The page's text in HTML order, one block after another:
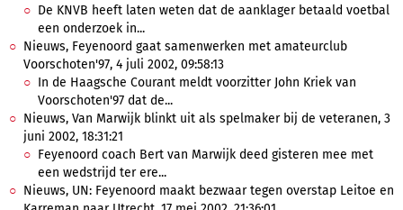
De KNVB heeft laten weten dat de aanklager betaald voetbal
een onderzoek in...
Nieuws, Feyenoord gaat samenwerken met amateurclub
Voorschoten'97, 4 juli 2002, 09:58:13
In de Haagsche Courant meldt voorzitter John Kriek van
Voorschoten'97 dat de...
Nieuws, Van Marwijk blinkt uit als spelmaker bij de veteranen, 3
juni 2002, 18:31:21
Feyenoord coach Bert van Marwijk deed gisteren mee met
een wedstrijd ter ere...
Nieuws, UN: Feyenoord maakt bezwaar tegen overstap Leitoe en